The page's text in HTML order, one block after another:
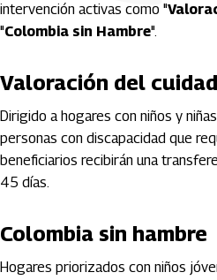
intervención activas como "
"Colombia sin Hambre".
Valoración del
Dirigido a hogares con niños y
personas con discapacidad que
beneficiarios recibirán una
45 días.
Colombia sin hambre
Hogares priorizados con niños